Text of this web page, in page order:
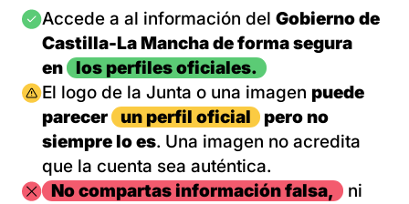
Imagen
Accede a al información del Gobierno de
Castilla-La Mancha de forma segura
en
los perfiles oficiales.
Imagen
El logo de la Junta o una imagen puede
parecer
un perfil oficial
pero no
siempre lo es. Una imagen no acredita
que la cuenta sea auténtica.
ImagenNo compartas información falsa,
ni